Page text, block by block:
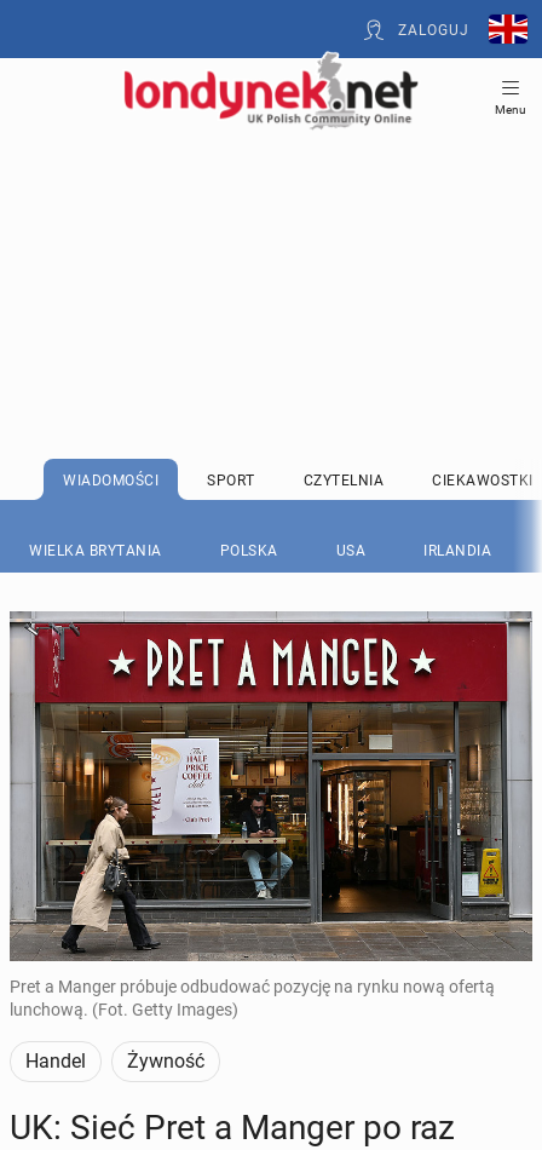
ZALOGUJ
Menu
WIADOMOŚCI SPORT CZYTELNIA CIEKAWOSTKI
WIELKA BRYTANIA POLSKA USA IRLANDIA
Pret a Manger próbuje odbudować pozycję na rynku nową ofertą
lunchową. (Fot. Getty Images)
Handel Żywność
UK: Sieć Pret a Manger po raz